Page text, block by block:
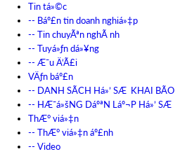
Tin tá»©c
-- Báº£n tin doanh nghiá»‡p
-- Tin chuyÃªn nghÃ nh
-- Tuyá»ƒn dá»¥ng
-- Æ¯u Ä‘Ã£i
VÄƒn báº£n
-- DANH SÃCH Há»’ SÆ KHAI BÃO
-- HÆ¯á»šNG DáºªN Láº¬P Há»’ SÆ
ThÆ° viá»‡n
-- ThÆ° viá»‡n áº£nh
-- Video